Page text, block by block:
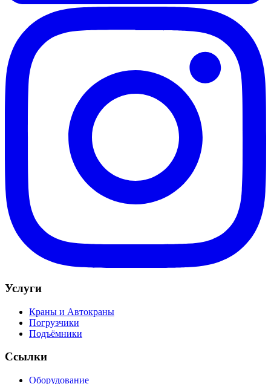
Услуги
Краны и Автокраны
Погрузчики
Подъёмники
Ссылки
Оборудование